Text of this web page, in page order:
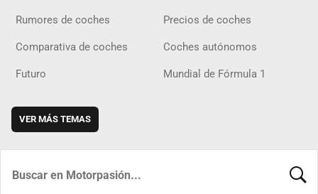
Rumores de coches Precios de coches
Comparativa de coches Coches autónomos
Futuro Mundial de Fórmula 1
VER MÁS TEMAS